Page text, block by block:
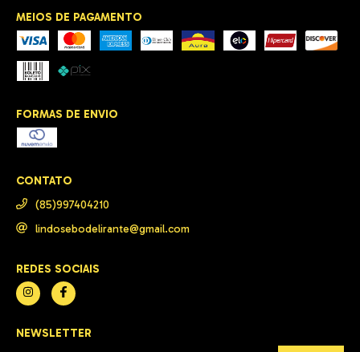
MEIOS DE PAGAMENTO
FORMAS DE ENVIO
CONTATO
(85)997404210
lindosebodelirante@gmail.com
REDES SOCIAIS
NEWSLETTER